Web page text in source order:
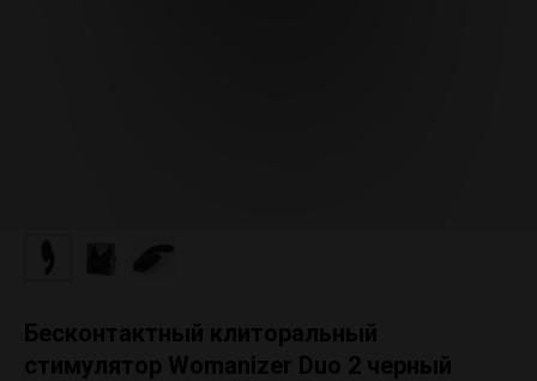
Бесконтактный клиторальный
стимулятор Womanizer Duo 2 черный